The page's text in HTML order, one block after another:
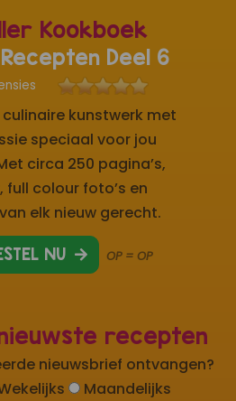
recepten
nieuwsbrief ontvangen?
Maandelijks
Kookboek
Deel 6
culinaire kunstwerk met
speciaal voor jou
circa 250 pagina’s,
full colour foto’s en
elk nieuw gerecht.
NU OP = OP